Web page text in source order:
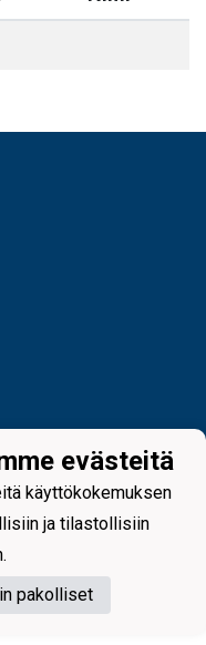
evästeitä
käyttökokemuksen
ja tilastollisiin
pakolliset